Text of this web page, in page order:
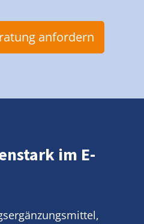
anfordern
im E-